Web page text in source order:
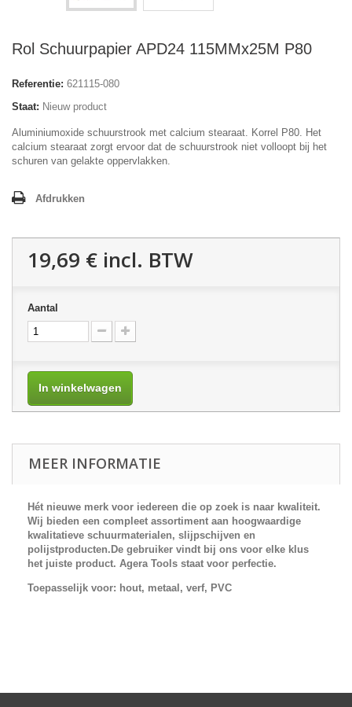
Rol Schuurpapier APD24 115MMx25M P80
Referentie: 621115-080
Staat: Nieuw product
Aluminiumoxide schuurstrook met calcium stearaat. Korrel P80. Het
calcium stearaat zorgt ervoor dat de schuurstrook niet volloopt bij het
schuren van gelakte oppervlakken.
Afdrukken
19,69 € incl. BTW
Aantal
In winkelwagen
MEER INFORMATIE
Hét nieuwe merk voor iedereen die op zoek is naar kwaliteit.
Wij bieden een compleet assortiment aan hoogwaardige
kwalitatieve schuurmaterialen, slijpschijven en
polijstproducten.De gebruiker vindt bij ons voor elke klus
het juiste product. Agera Tools staat voor perfectie.
Toepasselijk voor: hout, metaal, verf, PVC